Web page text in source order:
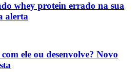
whey protein errado na sua
alerta
ele ou desenvolve? Novo